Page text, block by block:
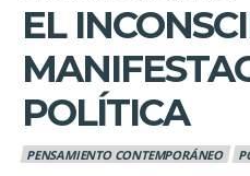
EL
POLÍTICA
PENSAMIENTO CONTEMPORÁNEO